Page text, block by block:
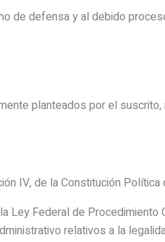
de defensa y al debido
planteados por el
IV, de la Constitución
Federal de Procedimiento
relativos a la